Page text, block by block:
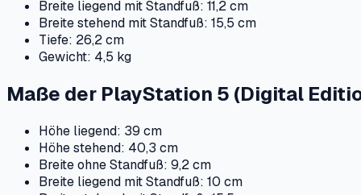
Breite liegend mit Standfuß: 11,2 cm
Breite stehend mit Standfuß: 15,5 cm
Tiefe: 26,2 cm
Gewicht: 4,5 kg
Maße der PlayStation 5 (Digital
Höhe liegend: 39 cm
Höhe stehend: 40,3 cm
Breite ohne Standfuß: 9,2 cm
Breite liegend mit Standfuß: 10 cm